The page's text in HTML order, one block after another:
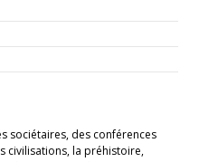
sociétaires, des conférences
civilisations, la préhistoire,